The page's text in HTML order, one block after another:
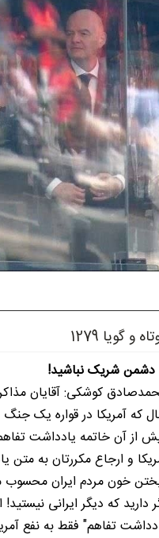
و گویا 1279
دشمن شریک نباشید!
کوشکی: آقایان
که آمریکا در قواره یک جنگ
از آن خاتمه یادداشت تفاهم
و ارجاع مکررتان به متن
خون مردم ایران محسوب
دارید که دیگر ایرانی
تفاهم" فقط به نفع